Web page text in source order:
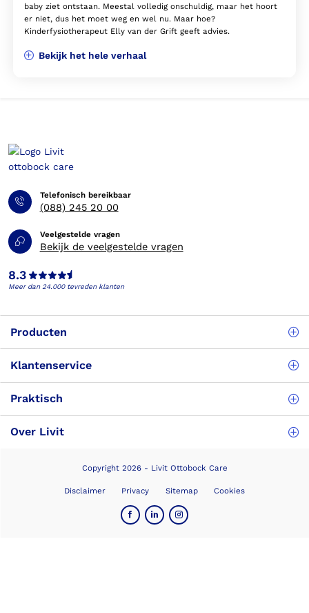
baby ziet ontstaan. Meestal volledig onschuldig, maar het hoort
er niet, dus het moet weg en wel nu. Maar hoe?
Kinderfysiotherapeut Elly van der Grift geeft advies.
Bekijk het hele verhaal
Telefonisch bereikbaar
(088) 245 20 00
Veelgestelde vragen
Bekijk de veelgestelde vragen
8.3
Meer dan 24.000 tevreden klanten
Producten
Klantenservice
Praktisch
Over Livit
Copyright 2026 - Livit Ottobock Care
Disclaimer Privacy Sitemap Cookies